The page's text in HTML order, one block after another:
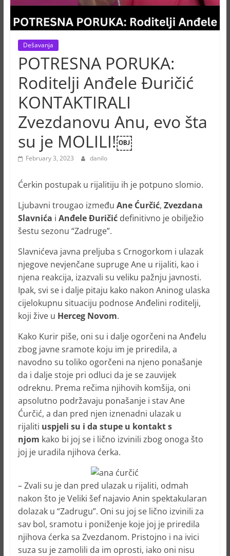
Dešavanja
POTRESNA PORUKA:
Roditelji Anđele Đuričić
KONTAKTIRALI
Zvezdanovu Anu, evo šta
su je MOLILI!￼
February 3, 2023 danilo
Ćerkin postupak u rijalitiju ih je potpuno slomio.
Ljubavni trougao između Ane Ćurčić, Zvezdana
Slavnića i Anđele Đuričićdefinitivno je obilježio
šestu sezonu “Zadruge”.
Slavnićeva javna preljuba s Crnogorkom i ulazak
njegove nevjenčane supruge Ane u rijaliti, kao i
njena reakcija, izazvali su veliku pažnju javnosti.
Ipak, svi se i dalje pitaju kako nakon Aninog ulaska
cijelokupnu situaciju podnose Anđelini roditelji,
koji žive u Herceg Novom.
Kako Kurir piše, oni su i dalje ogorčeni na Anđelu
zbog javne sramote koju im je priredila, a
navodno su toliko ogorčeni na njeno ponašanje
da i dalje stoje pri odluci da je se zauvijek
odreknu. Prema rečima njihovih komšija, oni
apsolutno podržavaju ponašanje i stav Ane
Ćurčić, a dan pred njen iznenadni ulazak u
rijaliti uspjeli su i da stupe u kontakt s
njom kako bi joj se i lično izvinili zbog onoga što
joj je uradila njihova ćerka.
– Zvali su je dan pred ulazak u rijaliti, odmah
nakon što je Veliki šef najavio Anin spektakularan
dolazak u “Zadrugu”. Oni su joj se lično izvinili za
sav bol, sramotu i poniženje koje joj je priredila
njihova ćerka sa Zvezdanom. Pristojno i na ivici
suza su je zamolili da im oprosti, iako oni nisu